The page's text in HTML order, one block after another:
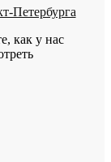
как у нас